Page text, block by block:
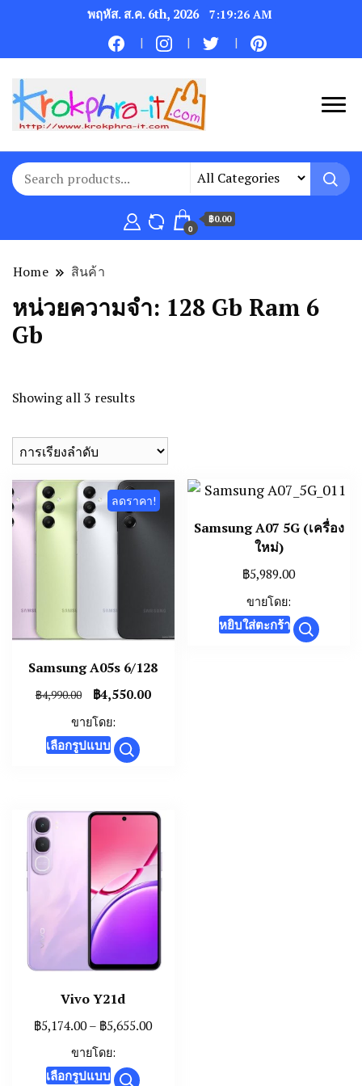
พฤหัส. ส.ค. 6th, 2026 7:19:26 AM
0
฿0.00
Home สินค้า
หน่วยความจำ: 128 Gb Ram 6
Gb
Showing all 3 results
ลดราคา!
Samsung A05s 6/128
฿4,990.00
Original
price
was:
฿4,990.00.
฿4,550.00Current
ขายโดย:
เลือกรูปแบบ This
product
multiple
The
options
may
be
chosen
on
product
page
Samsung A07 5G (เครื่อง
ใหม่)
฿5,989.00
ขายโดย:
หยิบใส่ตะกร้า
Vivo Y21d
฿5,174.00– ฿5,655.00Price
ขายโดย:
เลือกรูปแบบ This